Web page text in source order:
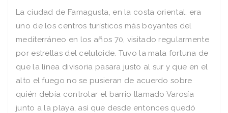
La ciudad de Famagusta, en la costa oriental, era
uno de los centros turísticos más boyantes del
mediterráneo en los años 70, visitado regularmente
por estrellas del celuloide. Tuvo la mala fortuna de
que la línea divisoria pasara justo al sur y que en el
alto el fuego no se pusieran de acuerdo sobre
quién debía controlar el barrio llamado Varosía
junto a la playa, así que desde entonces quedó